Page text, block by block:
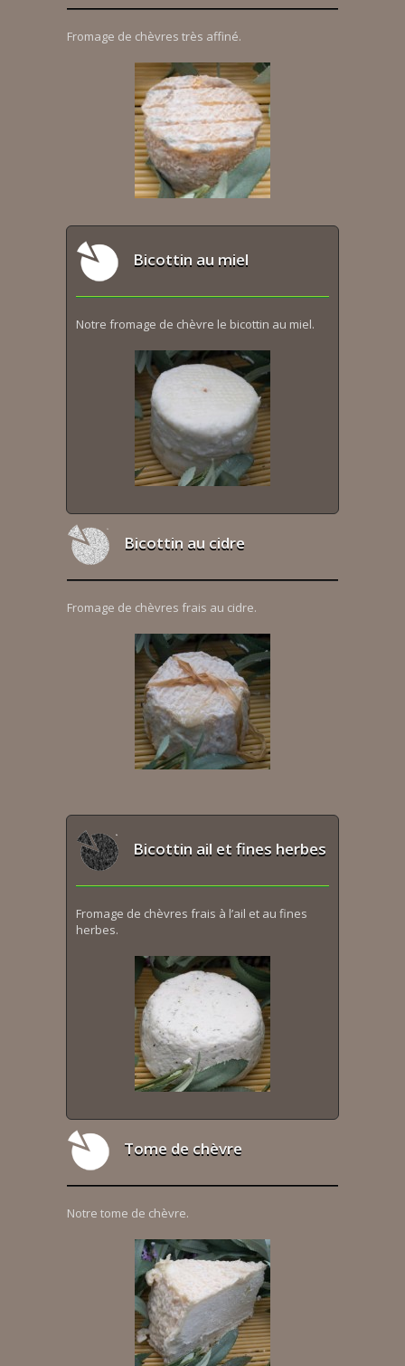
Fromage de chèvres très affiné.
Bicottin au miel
Notre fromage de chèvre le bicottin au miel.
Bicottin au cidre
Fromage de chèvres frais au cidre.
Bicottin ail et fines herbes
Fromage de chèvres frais à l’ail et au fines
herbes.
Tome de chèvre
Notre tome de chèvre.